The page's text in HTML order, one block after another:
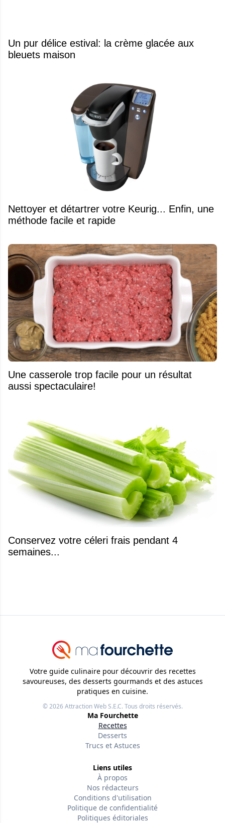
Un pur délice estival: la crème glacée aux
bleuets maison
Nettoyer et détartrer votre Keurig... Enfin, une
méthode facile et rapide
Une casserole trop facile pour un résultat
aussi spectaculaire!
Conservez votre céleri frais pendant 4
semaines...
Votre guide culinaire pour découvrir des recettes
savoureuses, des desserts gourmands et des astuces
pratiques en cuisine.
© 2026Attraction Web S.E.C.Tous droits réservés.
Ma Fourchette
Recettes
Desserts
Trucs et Astuces
Liens utiles
À propos
Nos rédacteurs
Conditions d'utilisation
Politique de confidentialité
Politiques éditoriales